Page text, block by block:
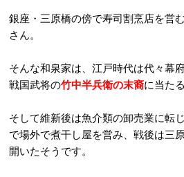
銀座・三原橋の傍で寿司割烹店を営
さん。
そんな和泉家は、江戸時代は代々幕
戦国武将の竹中半兵衛の末裔に当た
そして維新後は魚介類の卸売業に転
で場外で煮干し屋を営み、戦後は三
開いたそうです。